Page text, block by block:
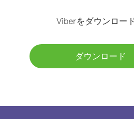
Viberをダウンロー
ダウンロード